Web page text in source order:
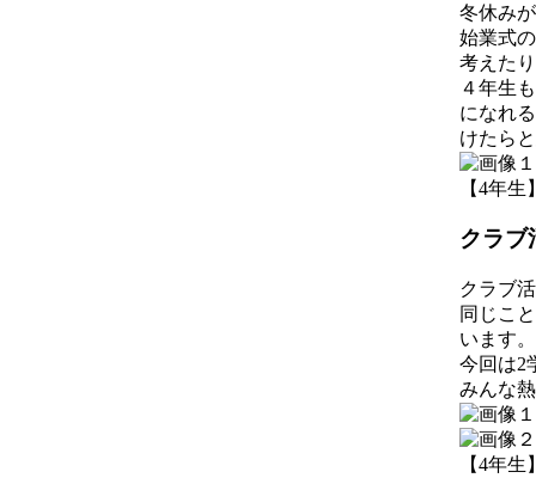
冬休み
始業式
考えた
４年生
になれ
けたら
【4年生
クラブ
クラブ
同じこ
います。
今回は2
みんな
【4年生